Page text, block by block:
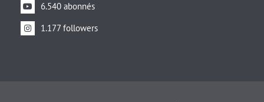
6.540 abonnés
1.177 followers